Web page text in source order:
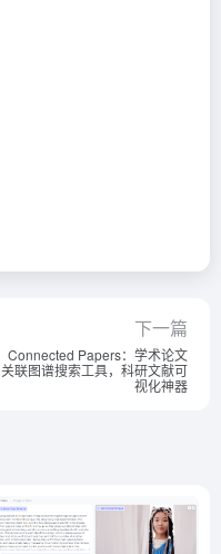
下一篇
Connected Papers：学术论文
关联图谱搜索工具，科研文献可
视化神器